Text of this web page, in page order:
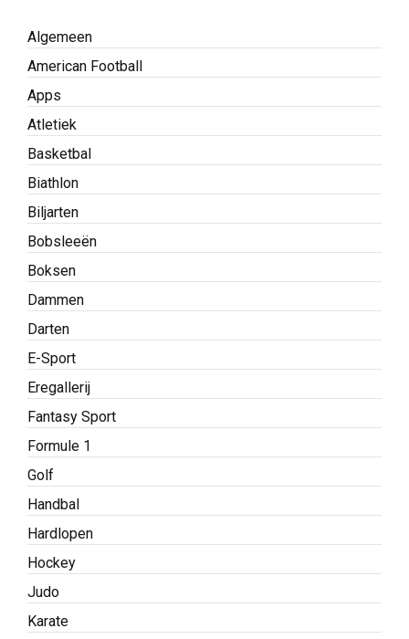
Algemeen
American Football
Apps
Atletiek
Basketbal
Biathlon
Biljarten
Bobsleeën
Boksen
Dammen
Darten
E-Sport
Eregallerij
Fantasy Sport
Formule 1
Golf
Handbal
Hardlopen
Hockey
Judo
Karate